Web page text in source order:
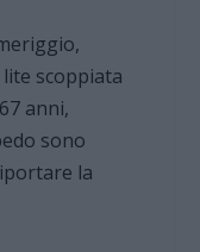
scoppiata
anni,
sono
la